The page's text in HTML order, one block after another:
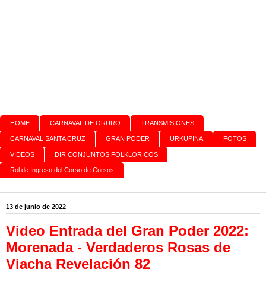
HOME CARNAVAL DE ORURO TRANSMISIONES
CARNAVAL SANTA CRUZ GRAN PODER URKUPINA FOTOS
VIDEOS DIR CONJUNTOS FOLKLORICOS
Rol de Ingreso del Corso de Corsos
13 de junio de 2022
Video Entrada del Gran Poder 2022:
Morenada - Verdaderos Rosas de
Viacha Revelación 82